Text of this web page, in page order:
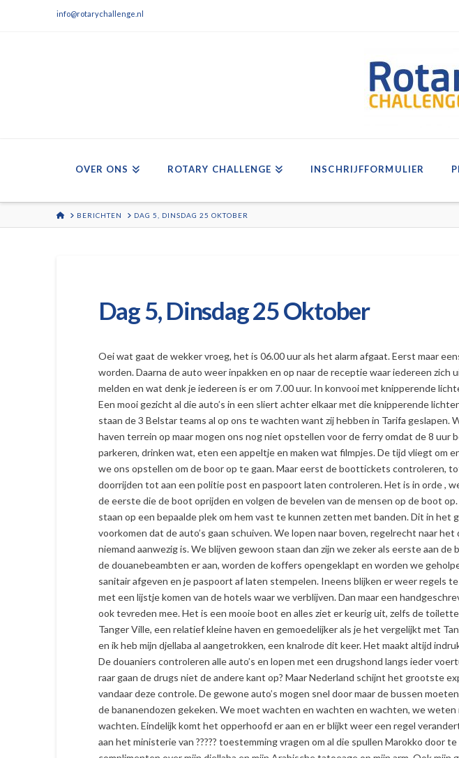
info@rotarychallenge.nl
OVER ONS ROTARY CHALLENGE INSCHRIJFFORMULIER
HOMEBERICHTEN DAG 5, DINSDAG 25 OKTOBER
Dag 5, Dinsdag 25 Oktober
Oei wat gaat de wekker vroeg, het is 06.00 uur als het alarm afgaat. Eerst maar
worden. Daarna de auto weer inpakken en op naar de receptie waar iedereen zich
melden en wat denk je iedereen is er om 7.00 uur. In konvooi met knipperende
Een mooi gezicht al die auto’s in een sliert achter elkaar met die knipperende
staan de 3 Belstar teams al op ons te wachten want zij hebben in Tarifa geslapen.
haven terrein op maar mogen ons nog niet opstellen voor de ferry omdat de 8 uur
parkeren, drinken wat, eten een appeltje en maken wat filmpjes. De tijd vliegt om
we ons opstellen om de boor op te gaan. Maar eerst de boottickets controleren,
doorrijden tot aan een politie post en paspoort laten controleren. Het is in orde ,
de eerste die de boot oprijden en volgen de bevelen van de mensen op de boot
staan op een bepaalde plek om hem vast te kunnen zetten met banden. Dit in het
voorkomen dat de auto’s gaan schuiven. We lopen naar boven, regelrecht naar
niemand aanwezig is. We blijven gewoon staan dan zijn we zeker als eerste aan de
de douanebeambten er aan, worden de koffers opengeklapt en worden we
sanitair afgeven en je paspoort af laten stempelen. Ineens blijken er weer regels
met een lijstje komen van de hotels waar we verblijven. Dan maar een
ook tevreden mee. Het is een mooie boot en alles ziet er keurig uit, zelfs de
Tanger Ville, een relatief kleine haven en gemoedelijker als je het vergelijkt met
en ik heb mijn djellaba al aangetrokken, een knalrode dit keer. Het maakt altijd
De douaniers controleren alle auto’s en lopen met een drugshond langs ieder
raar gaan de drugs niet de andere kant op? Maar Nederland schijnt het grootste
vandaar deze controle. De gewone auto’s mogen snel door maar de bussen
de bananendozen gekeken. We moet wachten en wachten en wachten, we weten
wachten. Eindelijk komt het opperhoofd er aan en er blijkt weer een regel
aan het ministerie van ????? toestemming vragen om al die spullen Marokko door